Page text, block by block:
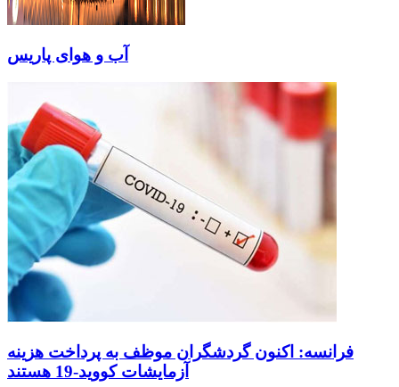
آب و هوای پاریس
فرانسه: اکنون گردشگران موظف به پرداخت هزینه
آزمایشات کووید-19 هستند